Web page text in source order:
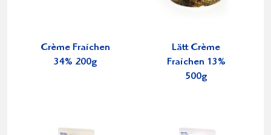
Crème Fraichen
34% 200g
Lätt Crème
Fraichen 13%
500g